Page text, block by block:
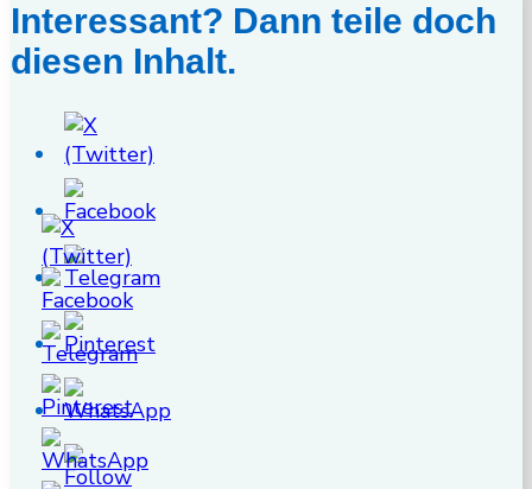
Interessant? Dann teile doch
diesen Inhalt.